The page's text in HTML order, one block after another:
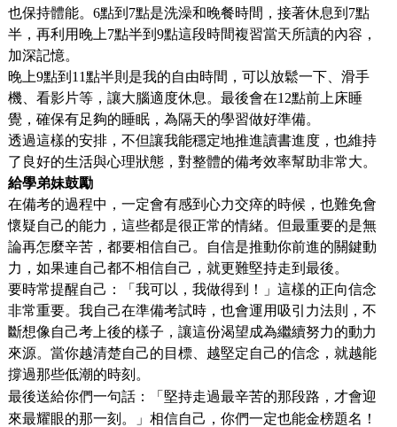
也保持體能。6點到7點是洗澡和晚餐時間，接著休息到7點
半，再利用晚上7點半到9點這段時間複習當天所讀的內容，
加深記憶。
晚上9點到11點半則是我的自由時間，可以放鬆一下、滑手
機、看影片等，讓大腦適度休息。最後會在12點前上床睡
覺，確保有足夠的睡眠，為隔天的學習做好準備。
透過這樣的安排，不但讓我能穩定地推進讀書進度，也維持
了良好的生活與心理狀態，對整體的備考效率幫助非常大。
給學弟妹鼓勵
在備考的過程中，一定會有感到心力交瘁的時候，也難免會
懷疑自己的能力，這些都是很正常的情緒。但最重要的是無
論再怎麼辛苦，都要相信自己。自信是推動你前進的關鍵動
力，如果連自己都不相信自己，就更難堅持走到最後。
要時常提醒自己：「我可以，我做得到！」這樣的正向信念
非常重要。我自己在準備考試時，也會運用吸引力法則，不
斷想像自己考上後的樣子，讓這份渴望成為繼續努力的動力
來源。當你越清楚自己的目標、越堅定自己的信念，就越能
撐過那些低潮的時刻。
最後送給你們一句話：「堅持走過最辛苦的那段路，才會迎
來最耀眼的那一刻。」相信自己，你們一定也能金榜題名！